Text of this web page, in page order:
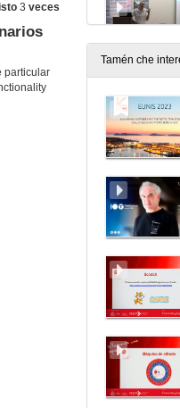
3 veces
particular
Tamén che